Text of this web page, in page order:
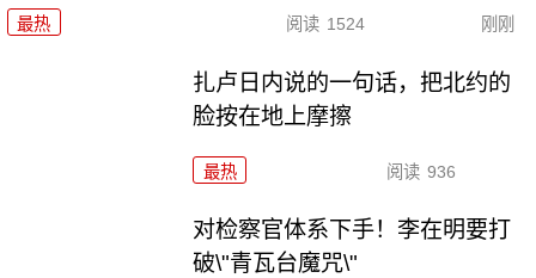
最热 阅读 1524 刚刚
扎卢日内说的一句话，把北约的
脸按在地上摩擦
最热 阅读 936
对检察官体系下手！李在明要打
破\"青瓦台魔咒\"